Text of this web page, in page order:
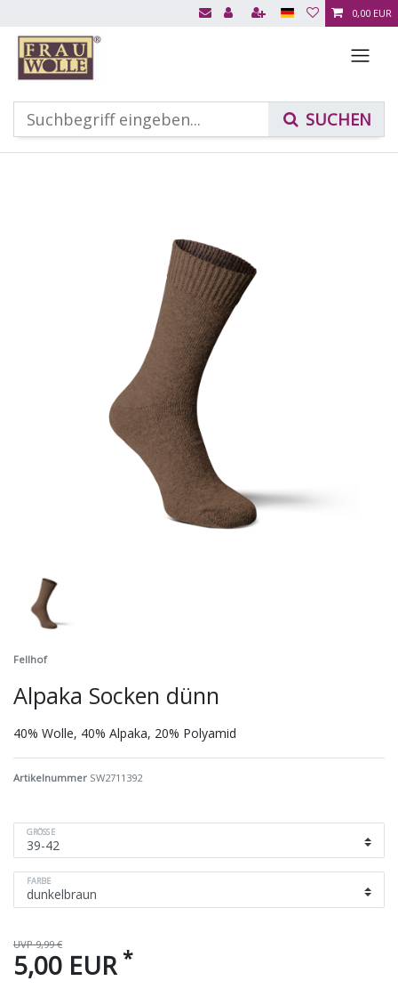
0,00 EUR
Fellhof
Alpaka Socken dünn
40% Wolle, 40% Alpaka, 20% Polyamid
Artikelnummer SW2711392
GRÖSSE
FARBE
UVP 9,99 €
5,00 EUR *